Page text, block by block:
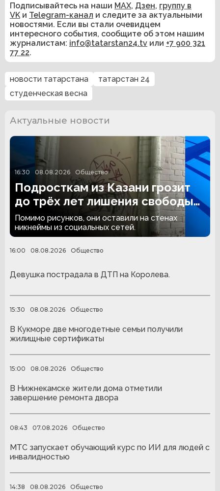
Подписывайтесь на наши MAX, Дзен, группу в
VK и Telegram-канал и следите за актуальными
новостями. Если вы стали очевидцем
интересного события, сообщите об этом нашим
журналистам: info@tatarstan24.tv или +7 900 321
77 22.
новости татарстана
татарстан 24
студенческая весна
Актуальные новости
16:30 08.08.2026 Общество
Подросткам из Казани грозит
до трёх лет лишения свободы
за граффити
Помимо рисунков, они оставили на стенах
никнеймы из социальных сетей.
16:00 08.08.2026 Общество
Девушка пострадала в ДТП на Королева.
15:30 08.08.2026 Общество
В Кукморе две многодетные семьи получили
жилищные сертификаты
15:00 08.08.2026 Общество
В Нижнекамске жители дома отметили
завершение ремонта двора
08:43 07.08.2026 Общество
МТС запускает обучающий курс по ИИ для людей с
инвалидностью
14:38 08.08.2026 Общество